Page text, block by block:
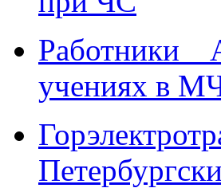
Работники
учениях в